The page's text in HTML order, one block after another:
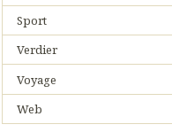
Sport
Verdier
Voyage
Web